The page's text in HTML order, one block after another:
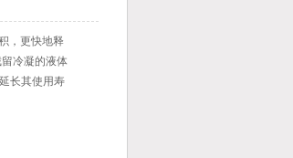
，更快地释
冷凝的液体
长其使用寿